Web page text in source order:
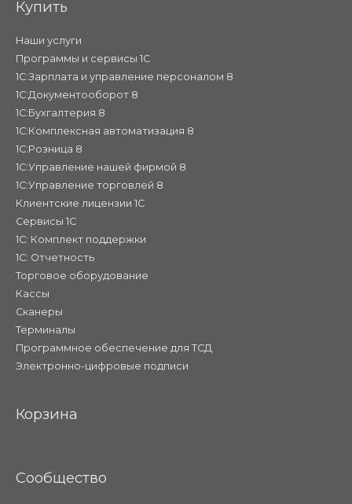
Купить
Наши услуги
Программы и сервисы 1С
1С:Зарплата и управление персоналом 8
1С:Документооборот 8
1С:Бухгалтерия 8
1С:Комплексная автоматизация 8
1С:Розница 8
1С:Управление нашей фирмой 8
1С:Управление торговлей 8
Клиентские лицензии 1С
Сервисы 1С
1С: Комплект поддержки
1С: Отчетность
Торговое оборудование
Кассы
Сканеры
Терминалы
Программное обеспечение для ТСД
Электронно-цифровые подписи
Корзина
Сообщество